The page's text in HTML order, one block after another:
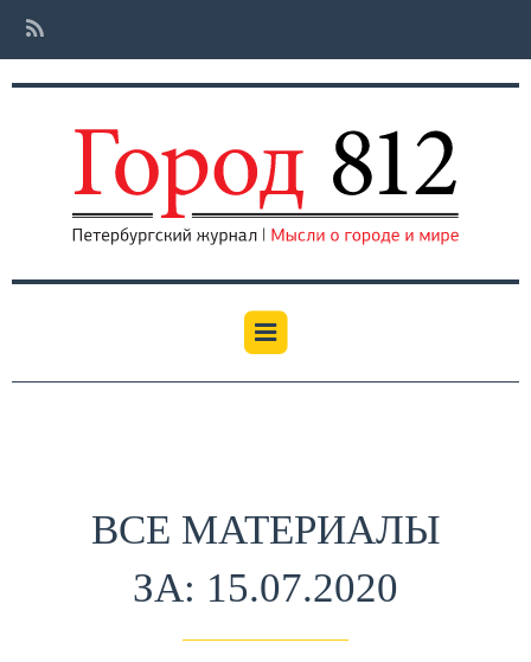
ВСЕ МАТЕРИАЛЫ
ЗА: 15.07.2020